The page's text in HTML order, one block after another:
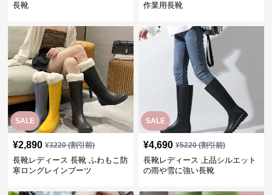
長靴
作業用長靴
SALE
¥2,890 ¥3220(割引前)
長靴レディース 長靴 ふわもこ防
寒ロングレインブーツ
SALE
¥4,690 ¥5220(割引前)
長靴レディース 上品シルエット
の雨や雪に強い長靴